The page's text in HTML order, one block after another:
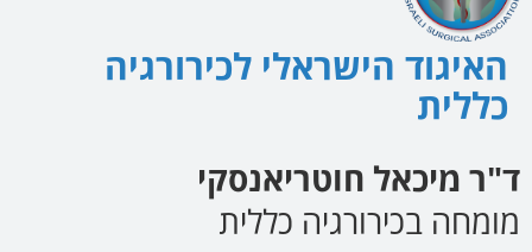
האיגוד הישראלי לכירורגיה
כללית
ד"ר מיכאל חוטריאנסקי
מומחה בכירורגיה כללית